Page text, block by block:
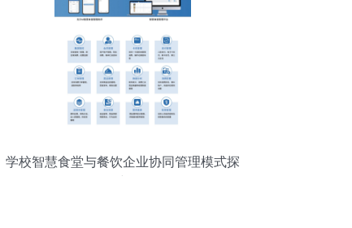
学校智慧食堂与餐饮企业协同管理模式探